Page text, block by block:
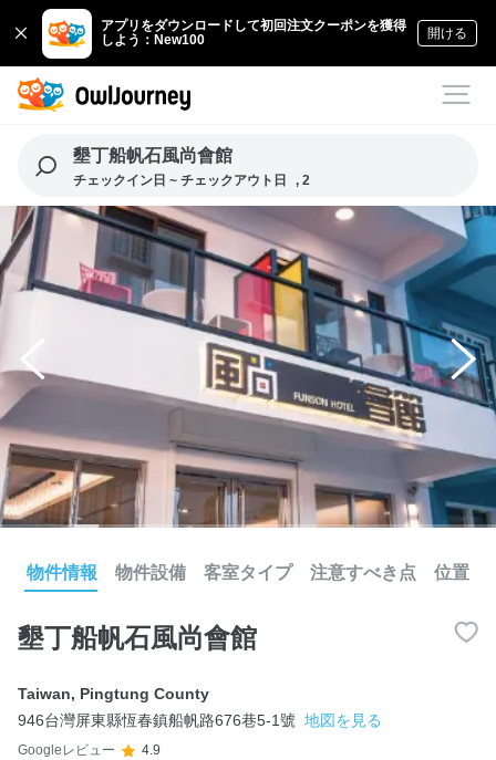
アプリをダウンロードして初回注文クーポンを獲得
しよう：New100
開ける
墾丁船帆石風尚會館
チェックイン日 ~ チェックアウト日 , 2
物件情報 物件設備 客室タイプ 注意すべき点 位置
墾丁船帆石風尚會館
Taiwan, Pingtung County
946台灣屏東縣恆春鎮船帆路676巷5-1號 地図を見る
Googleレビュー
4.9